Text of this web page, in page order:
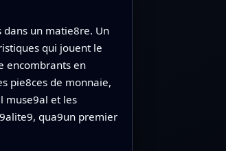
un matie8re. Un
qui jouent le
encombrants en
pie8ces de monnaie,
muse9al et les
qua9un premier